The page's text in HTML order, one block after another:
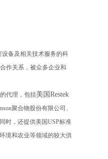
备及相关技术服务的科
作关系，被众多企业和
代理，包括美国 Restek
聚合物股份有限公司、
时，还提供美国USP标准
境和农业等领域的较大供